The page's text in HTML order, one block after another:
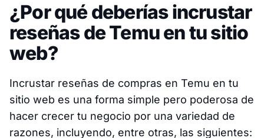
¿Por qué deberías incrustar
reseñas de Temu en tu sitio
web?
Incrustar reseñas de compras en Temu en tu
sitio web es una forma simple pero poderosa de
hacer crecer tu negocio por una variedad de
razones, incluyendo, entre otras, las siguientes: